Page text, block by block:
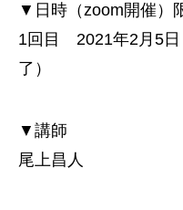
▼日時（zoom開催）
1回目 2021年2月5日
了）
▼講師
尾上昌人